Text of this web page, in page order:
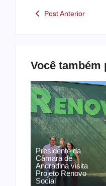
Post Anterior
Você também
Presidente da
Câmara de
Andradina visita
Projeto Renovo
Social